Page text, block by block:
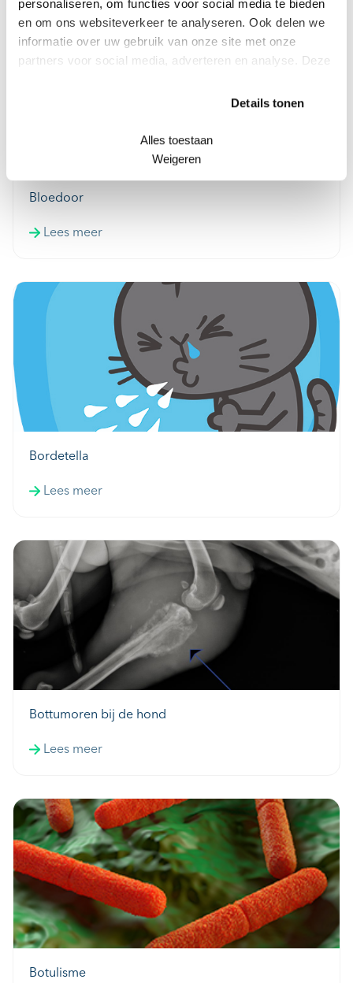
personaliseren, om functies voor social media te bieden
en om ons websiteverkeer te analyseren. Ook delen we
informatie over uw gebruik van onze site met onze
partners voor social media, adverteren en analyse. Deze
informatie die u aan ze heeft verstrekt of die ze hebben
Details tonen
Alles toestaan
Weigeren
Bloedoor
Lees meer
Bordetella
Lees meer
Bottumoren bij de hond
Lees meer
Botulisme